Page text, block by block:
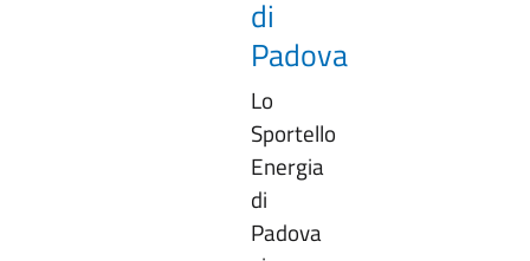
di
Padova
Lo
Sportello
Energia
di
Padova